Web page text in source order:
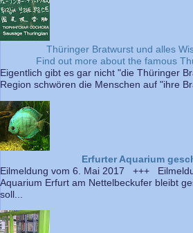
Thüringer Bratwurst und alles
Find out more about the famous
Eigentlich gibt es gar nicht "die Thüringer
Region schwören die Menschen auf "ihre
Erfurter Aquarium
Eilmeldung vom 6. Mai 2017 +++
Aquarium Erfurt am Nettelbeckufer bleibt
soll...